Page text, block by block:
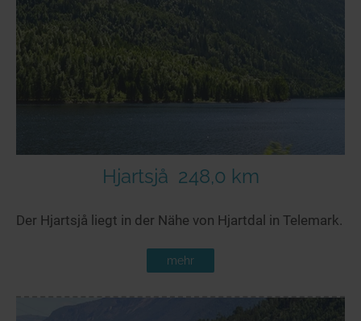
Hjartsjå 248,0 km
Der Hjartsjå liegt in der Nähe von Hjartdal in Telemark.
mehr